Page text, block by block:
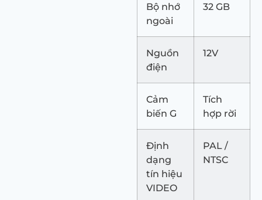
Bộ nhớ
ngoài
32 GB
Nguồn
điện
12V
Cảm
biến G
Tích
hợp rời
Định
dạng
tín hiệu
VIDEO
PAL /
NTSC